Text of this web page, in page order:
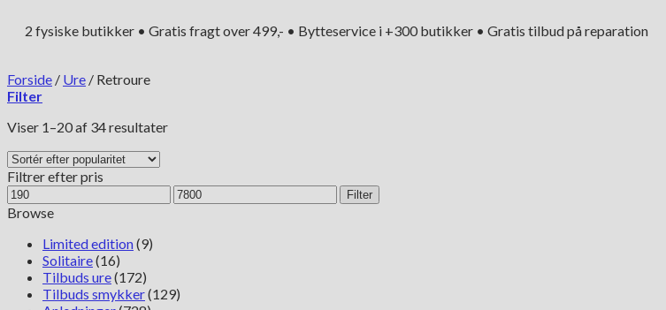
2 fysiske butikker • Gratis fragt over 499,- • Bytteservice i +300 butikker • Gratis tilbud på reparation
Forside / Ure / Retroure
Filter
Viser 1–20 af 34 resultaterSorteret
Filtrer efter pris
Mindste
pris
Højeste
pris
Filter
Browse
Limited edition(9)
Solitaire(16)
Tilbuds ure(172)
Tilbuds smykker(129)